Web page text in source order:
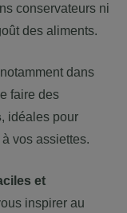
conservateurs ni
des aliments.
dans
faire des
, idéales pour
vos assiettes.
et
inspirer au